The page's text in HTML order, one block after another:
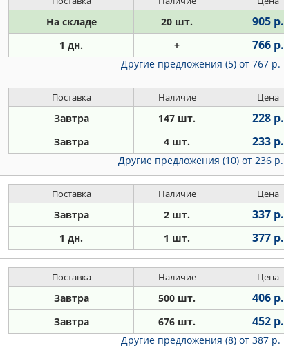
На складе 20 шт. 905 р.
1 дн. + 766 р.
Другие предложения (5) от 767 р.
Поставка Наличие Цена
Завтра 147 шт. 228 р.
Завтра 4 шт. 233 р.
Другие предложения (10) от 236 р.
Поставка Наличие Цена
Завтра 2 шт. 337 р.
1 дн. 1 шт. 377 р.
Поставка Наличие Цена
Завтра 500 шт. 406 р.
Завтра 676 шт. 452 р.
Другие предложения (8) от 387 р.